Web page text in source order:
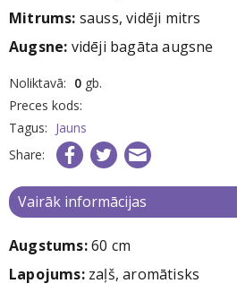
Mitrums: sauss, vidēji mitrs
Augsne: vidēji bagāta augsne
Noliktavā: 0 gb.
Preces kods:
Tagus: Jauns
Share:
Vairāk informācijas
Augstums:60 cm
Lapojums:zaļš, aromātisks